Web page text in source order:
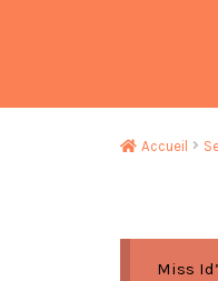
Accueil
Miss